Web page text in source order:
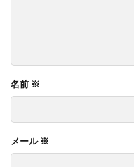
名前 ※
メール ※